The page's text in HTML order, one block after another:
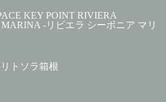
KEY POINT RIVIERA
-リビエラ シーボニア マリ
リトソラ箱根